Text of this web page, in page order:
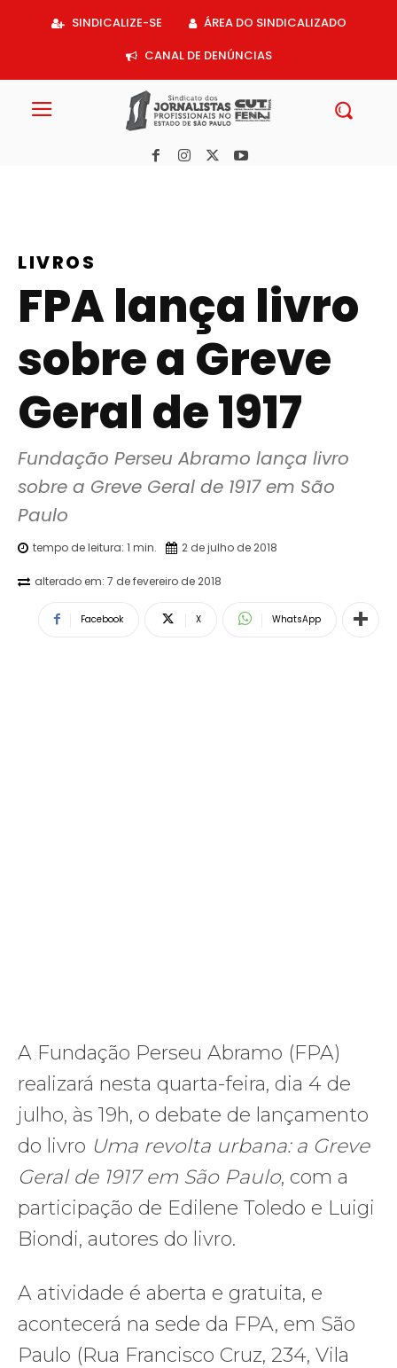
SINDICALIZE-SE
ÁREA DO SINDICALIZADO
CANAL DE DENÚNCIAS
LIVROS
FPA lança livro
sobre a Greve
Geral de 1917
Fundação Perseu Abramo lança livro
sobre a Greve Geral de 1917 em São
Paulo
tempo de leitura: 1 min. 2 de julho de 2018
alterado em: 7 de fevereiro de 2018
Facebook X WhatsApp
A Fundação Perseu Abramo (FPA)
realizará nesta quarta-feira, dia 4 de
julho, às 19h, o debate de lançamento
do livro Uma revolta urbana: a Greve
Geral de 1917 em São Paulo, com a
participação de Edilene Toledo e Luigi
Biondi, autores do livro.
A atividade é aberta e gratuita, e
acontecerá na sede da FPA, em São
Paulo (Rua Francisco Cruz, 234, Vila